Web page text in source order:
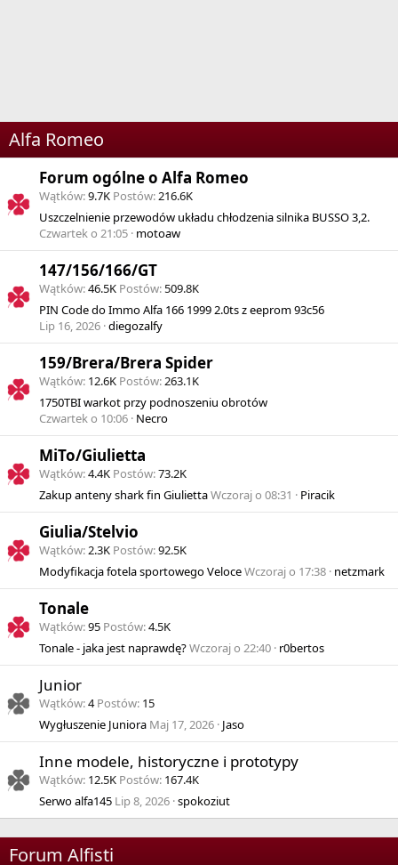
Alfa Romeo
Forum ogólne o Alfa Romeo
Wątków 9.7K Postów 216.6K
Uszczelnienie przewodów układu chłodzenia silnika BUSSO 3,2.
Czwartek o 21:05 motoaw
147/156/166/GT
Wątków 46.5K Postów 509.8K
PIN Code do Immo Alfa 166 1999 2.0ts z eeprom 93c56
Lip 16, 2026 diegozalfy
159/Brera/Brera Spider
Wątków 12.6K Postów 263.1K
1750TBI warkot przy podnoszeniu obrotów
Czwartek o 10:06 Necro
MiTo/Giulietta
Wątków 4.4K Postów 73.2K
Zakup anteny shark fin GiuliettaWczoraj o 08:31 Piracik
Giulia/Stelvio
Wątków 2.3K Postów 92.5K
Modyfikacja fotela sportowego VeloceWczoraj o 17:38 netzmark
Tonale
Wątków 95 Postów 4.5K
Tonale - jaka jest naprawdę?Wczoraj o 22:40 r0bertos
Junior
Wątków 4 Postów 15
Wygłuszenie Juniora Maj 17, 2026 Jaso
Inne modele, historyczne i prototypy
Wątków 12.5K Postów 167.4K
Serwo alfa145 Lip 8, 2026 spokoziut
Forum Alfisti